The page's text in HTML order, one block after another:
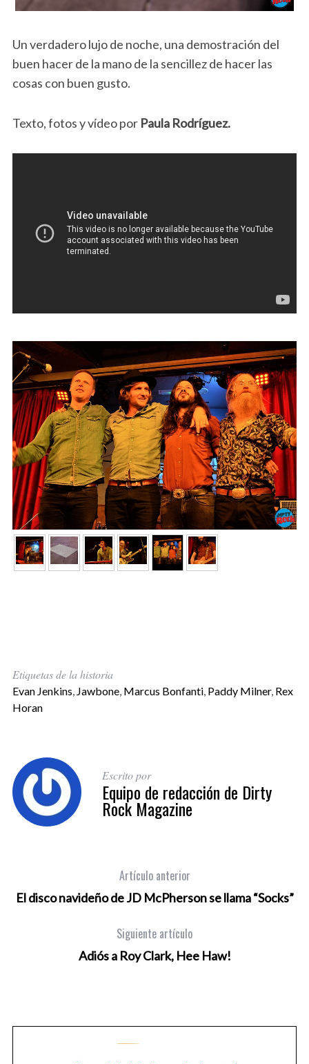
Un verdadero lujo de noche, una demostración del
buen hacer de la mano de la sencillez de hacer las
cosas con buen gusto.
Texto, fotos y vídeo porPaula Rodríguez.
Etiquetas de la historia
Evan Jenkins, Jawbone, Marcus Bonfanti, Paddy Milner, Rex
Horan
Escrito por
Equipo de redacción de Dirty
Rock Magazine
Artículo anterior
El disco navideño de JD McPherson se llama “Socks”
Siguiente artículo
Adiós a Roy Clark, Hee Haw!